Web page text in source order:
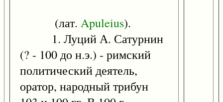
(лат. Apuleius).
1. Луций А. Сатурнин
(? - 100 до н.э.) - римский
политический деятель,
оратор, народный трибун